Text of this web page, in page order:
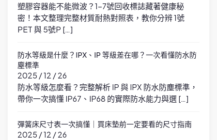
塑膠容器能不能微波？1-7號回收標誌藏著健康秘
密！本文整理完整材質耐熱對照表，教你分辨 1號
PET 與 5號P […]
防水等級是什麼？IPX、IP 等級差在哪？一次看懂防水防
塵標準
2025 / 12 / 26
防水等級怎麼看？完整解析 IP 與 IPX 防水防塵標準，
帶你一次搞懂 IP67、IP68 的實際防水能力與選 […]
彈簧床尺寸表一次搞懂｜買床墊前一定要看的尺寸指南
2025 / 12 / 26